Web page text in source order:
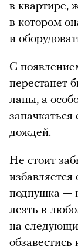
в квартире,
в котором
и
С
перестанет
лапы, а
дождей.
Не стоит
подпушка —
лезть в
на